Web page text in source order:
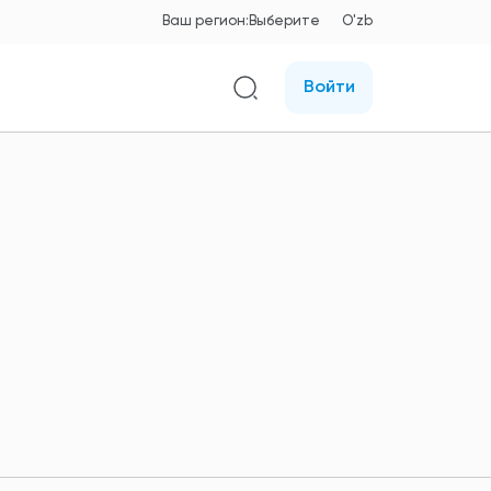
Ваш регион: Выберите O'zb
Войти